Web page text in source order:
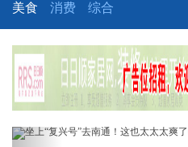
美食 消费 综合
Previous